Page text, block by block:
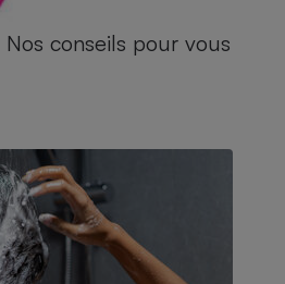
conseils pour vous